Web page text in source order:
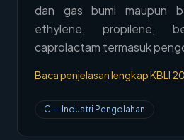
Legal AI
dan gas bumi maupun
ethylene, propilene,
caprolactam termasuk
Baca penjelasan lengkap KBLI
C — Industri Pengolahan